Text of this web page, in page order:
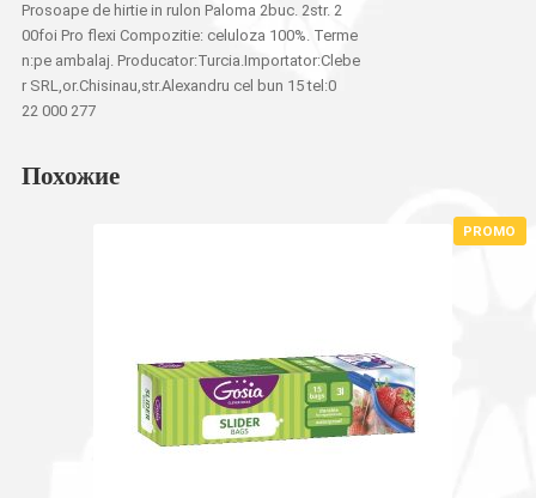
Prosoape de hirtie in rulon Paloma 2buc. 2str. 2
00foi Pro flexi Compozitie: celuloza 100%. Terme
n:pe ambalaj. Producator:Turcia.Importator:Clebe
r SRL,or.Chisinau,str.Alexandru cel bun 15 tel:0
22 000 277
Похожие
PROMO